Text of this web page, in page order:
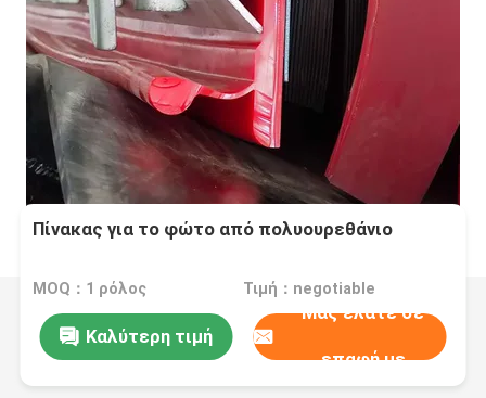
Πίνακας για το φώτο από πολυουρεθάνιο
MOQ：1 ρόλος Τιμή：negotiable
Καλύτερη τιμή
Μας ελάτε σε
επαφή με